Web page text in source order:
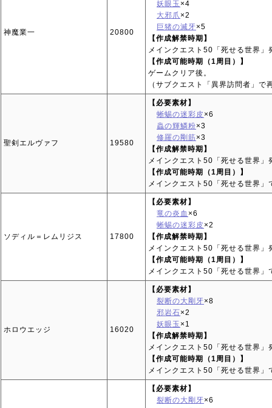
神魔業一 20800
妖眼玉 ×4
大邪爪 ×2
巨猪の滅牙×5
【作成解禁時期】
メインクエスト50「死せる世界」
【作成可能時期（1周目）】
ゲームクリア後。
（サブクエスト「異界訪問者」で
聖剣エルヴァフ 19580
【必要素材】
蜥蜴の迷彩皮 ×6
蟲の輝鱗粉×3
修羅の剛筋×3
【作成解禁時期】
メインクエスト50「死せる世界」
【作成可能時期（1周目）】
メインクエスト50「死せる世界
ソディル＝レムリジス 17800
【必要素材】
竜の炎血 ×6
蜥蜴の迷彩皮 ×2
【作成解禁時期】
メインクエスト50「死せる世界」
【作成可能時期（1周目）】
メインクエスト50「死せる世界
ホロウエッジ 16020
【必要素材】
裂断の大剛牙×8
邪岩石×2
妖眼玉 ×1
【作成解禁時期】
メインクエスト50「死せる世界」
【作成可能時期（1周目）】
メインクエスト50「死せる世界
【必要素材】
裂断の大剛牙×6